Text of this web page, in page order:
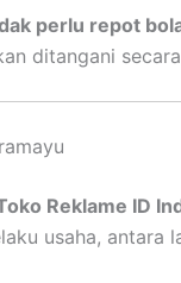
perlu repot
ditangani
Reklame ID
usaha, antara